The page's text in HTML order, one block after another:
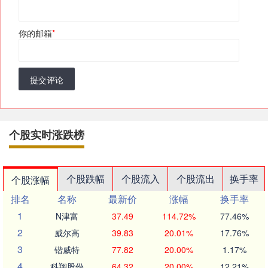
你的邮箱*
提交评论
个股实时涨跌榜
个股涨幅 个股跌幅 个股流入 个股流出
换手率
排名
名称 最新价 涨幅
换手率
1
N津富 37.49 114.72% 77.46%
2 威尔高 39.83 20.01% 17.76%
3 锴威特 77.82 20.00% 1.17%